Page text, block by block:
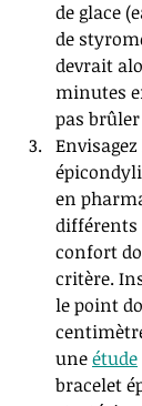
de glace
de
devrait
minutes
pas
en
différents
confort
critère.
le point
une étude
bracelet